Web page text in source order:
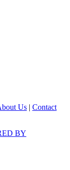
Us | Contact
BY